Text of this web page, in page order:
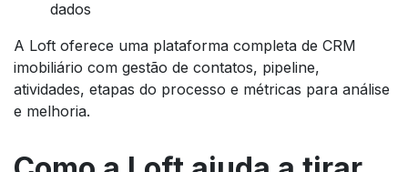
dados
A Loft oferece uma plataforma completa de CRM
imobiliário com gestão de contatos, pipeline,
atividades, etapas do processo e métricas para análise
e melhoria.